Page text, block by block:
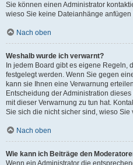
Sie können einen Administrator
wieso Sie keine Dateianhänge anfügen
Nach oben
Weshalb wurde ich verwarnt?
In jedem Board gibt es eigene Regeln,
festgelegt werden. Wenn Sie gegen
kann sie Ihnen eine Verwarnung
Entscheidung der Administration
mit dieser Verwarnung zu tun hat.
Sie sich die nicht sicher sind, wieso Sie
Nach oben
Wie kann ich Beiträge den
Wenn ein Administrator die